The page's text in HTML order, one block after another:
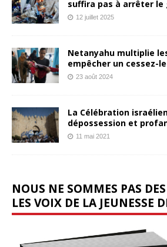
suffira pas à arrêter le
12 juillet 2025
Netanyahu multiplie
empêcher un cessez-
23 août 2024
La Célébration
dépossession et
11 mai 2021
NOUS NE SOMMES PAS
LES VOIX DE LA JEUNESSE